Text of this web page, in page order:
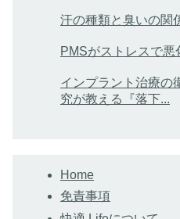
汗の種類と臭いの関
PMSがストレスで悪
インプラント治療の
究が教える『落下...
Home
免責事項